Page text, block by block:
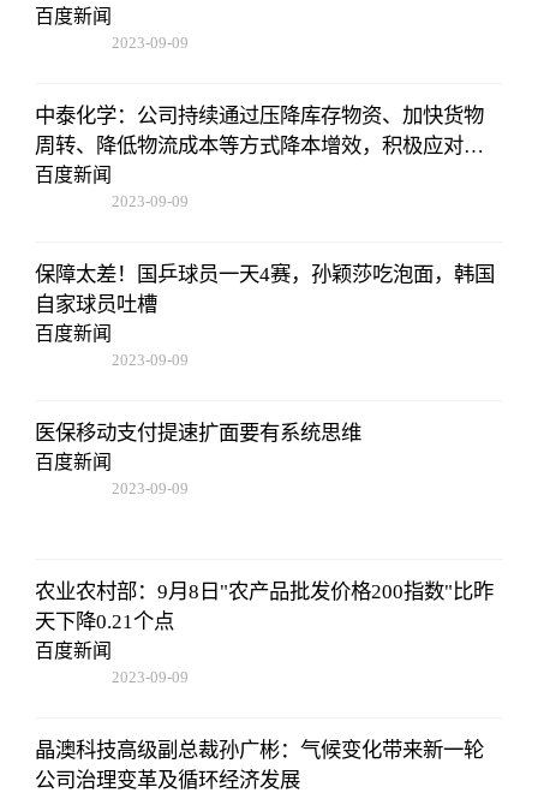
百度新闻
2023-09-09
中泰化学：公司持续通过压降库存物资、加快货物
周转、降低物流成本等方式降本增效，积极应对公
司亏损
百度新闻
2023-09-09
保障太差！国乒球员一天4赛，孙颖莎吃泡面，韩国
自家球员吐槽
百度新闻
2023-09-09
医保移动支付提速扩面要有系统思维
百度新闻
2023-09-09
农业农村部：9月8日"农产品批发价格200指数"比昨
天下降0.21个点
百度新闻
2023-09-09
晶澳科技高级副总裁孙广彬：气候变化带来新一轮
公司治理变革及循环经济发展